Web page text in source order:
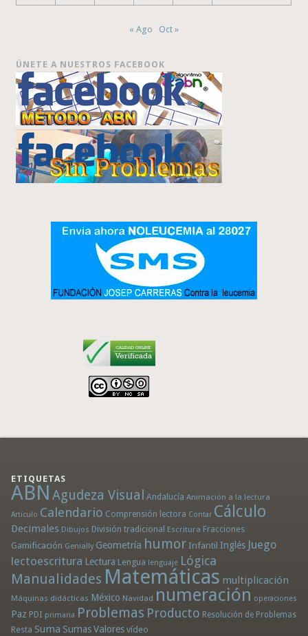
« Ago Oct »
ÚNETE A NUESTROS FACEBOOK
ETIQUETAS
ABN Agudeza Visual Andalucía Animación a la lectura
Artículo Calendario Comprensión lectora Contar Cálculo
Decimales Dibujos División tradicional Escritura Fracciones
Gamificación Genially Geometría humor Infantil Inglés Juego
lectoescritura Lectura Lengua lenguaje Lógica
Manualidades Matemáticas multiplicación
Máquinas didácticas México Navidad numeración operaciones
Paz PDI primaria Problemas Producto Resolución de Problemas
Resta Suma Sumas Valores vídeo